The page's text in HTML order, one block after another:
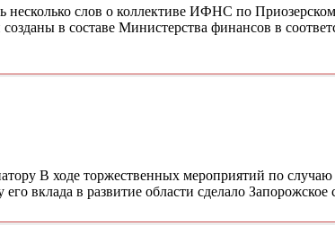
несколько слов о коллективе ИФНС по
в составе Министерства финансов в
В ходе торжественных мероприятий по случаю
вклада в развитие области сделало Запорожское